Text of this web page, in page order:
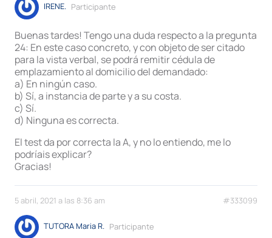
IRENE. Participante
Buenas tardes! Tengo una duda respecto a la pregunta
24: En este caso concreto, y con objeto de ser citado
para la vista verbal, se podrá remitir cédula de
emplazamiento al domicilio del demandado:
a) En ningún caso.
b) Sí, a instancia de parte y a su costa.
c) Sí.
d) Ninguna es correcta.
El test da por correcta la A, y no lo entiendo, me lo
podríais explicar?
Gracias!
5 abril, 2021 a las 8:36 am #333099
TUTORA Maria R. Participante